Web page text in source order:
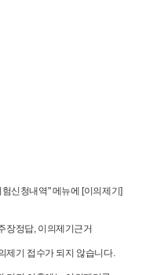
신청내역" 메뉴에 [이의제기]
장정답, 이의제기근거
제기 접수가 되지 않습니다.